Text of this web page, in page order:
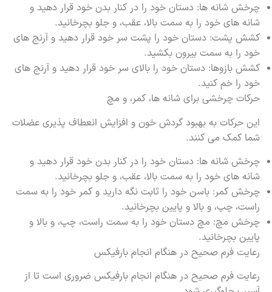
چرخش شانه ها: دستان خود را در کنار بدن خود قرار دهید و
شانه های خود را به سمت بالا، عقب، و جلو بچرخانید.
کشش پشت: دستان خود را پشت سر خود قرار دهید و آرنج های
خود را به سمت بیرون بکشید.
کشش بازوها: دستان خود را بالای سر خود قرار دهید و آرنج های
خود را خم کنید.
حرکات چرخشی برای شانه ها، کمر، و مچ
این حرکات به بهبود گردش خون و افزایش انعطاف پذیری عضلات
شما کمک می کنند.
چرخش شانه ها: دستان خود را در کنار بدن خود قرار دهید و
شانه های خود را به سمت بالا، عقب، و جلو بچرخانید.
چرخش کمر: باسن خود را ثابت نگه دارید و کمر خود را به سمت
راست، چپ، و بالا و پایین بچرخانید.
چرخش مچ: مچ دستان خود را به سمت راست، چپ، و بالا و
پایین بچرخانید.
رعایت فرم صحیح در هنگام انجام بارفیکس
رعایت فرم صحیح در هنگام انجام بارفیکس ضروری است تا از